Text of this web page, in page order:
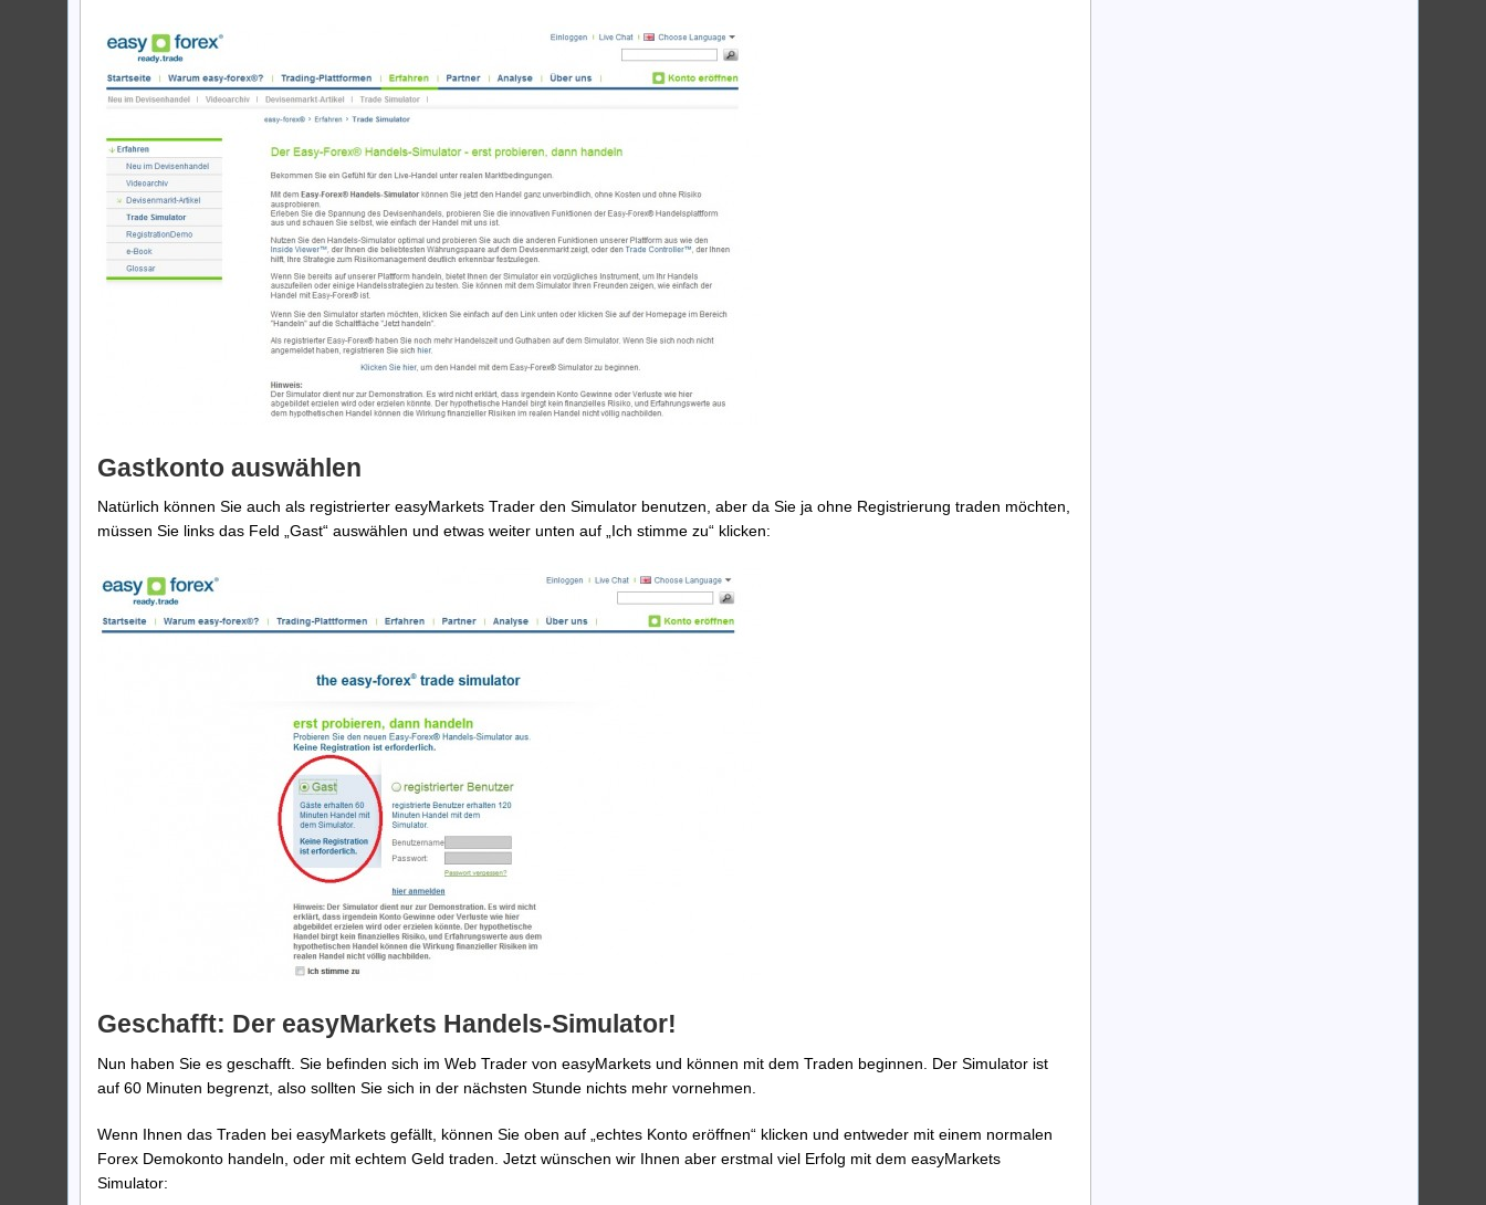
Gastkonto auswählen
Natürlich können Sie auch als registrierter easyMarkets Trader den Simulator benutzen, aber da Sie ja ohne Registrierung traden möchten,
müssen Sie links das Feld „Gast“ auswählen und etwas weiter unten auf „Ich stimme zu“ klicken:
Geschafft: Der easyMarkets Handels-Simulator!
Nun haben Sie es geschafft. Sie befinden sich im Web Trader von easyMarkets und können mit dem Traden beginnen. Der Simulator ist
auf 60 Minuten begrenzt, also sollten Sie sich in der nächsten Stunde nichts mehr vornehmen.
Wenn Ihnen das Traden bei easyMarkets gefällt, können Sie oben auf „echtes Konto eröffnen“ klicken und entweder mit einem normalen
Forex Demokonto handeln, oder mit echtem Geld traden. Jetzt wünschen wir Ihnen aber erstmal viel Erfolg mit dem easyMarkets
Simulator: